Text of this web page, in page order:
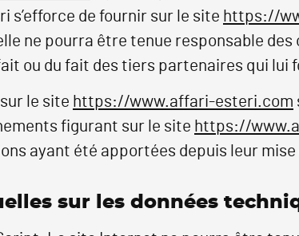
s’efforce de fournir sur le site https://
ne pourra être tenue responsable
ou du fait des tiers partenaires qui
le site https://www.affari-esteri.com
figurant sur le site https://
ayant été apportées depuis leur mise
sur les données